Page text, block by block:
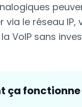
via le réseau IP,
VoIP sans
ça fonctionne